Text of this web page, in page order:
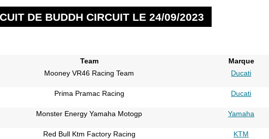
DE BUDDH CIRCUIT LE 24/09/2023
Team Marque
Mooney VR46 Racing Team Ducati
Prima Pramac Racing Ducati
Monster Energy Yamaha Motogp Yamaha
Red Bull Ktm Factory Racing KTM